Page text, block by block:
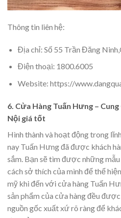
Thông tin liên hệ:
Địa chỉ: Số 55 Trần Đăng
Điện thoại: 1800.6005
Website: https://
6. Cửa Hàng Tuấn Hưng –
Nội giá tốt
Hình thành và hoạt động trong
nay Tuấn Hưng đã được khách
sắm. Bạn sẽ tìm được những
cách sở thích của mình để thể
mỹ khi đến với cửa hàng Tuấn
sản phẩm của cửa hàng đều
nguồn gốc xuất xứ rõ ràng để